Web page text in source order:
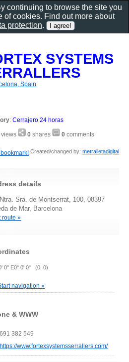
SYSTEMS
Spain
:Cerrajero 24 horas
views 0 shares 0 comments
Created/changed by: metralletadigital
details
Sra. de Montserrat, 100, 08397
de Mar, Barcelona
route »
0" E0° 0' 0" (0, 0)
navigation »
& WWW
691 382 549
https://www.fortexsystemsserrallers.com/
continuing to browse the site you
of cookies. Find out more about
protection.